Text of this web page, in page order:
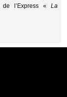
l’Express « La